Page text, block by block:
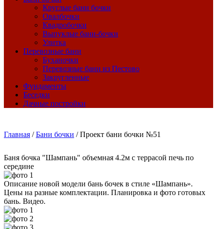
Круглые бани бочки
Овалбочки
Квадробочки
Выпуклые бани-бочки
Улитка
Перевозные бани
Буханочки
Перевозные бани из Пестово
Закругленные
Фундаменты
Беседки
Дачные постройки
Главная /Бани бочки /Проект бани бочки №51
Баня бочка "Шампань" объемная 4.2м с террасой печь по
середине
Описание новой модели бань бочек в стиле «Шампань».
Цены на разные комплектации. Планировка и фото готовых
бань. Видео.